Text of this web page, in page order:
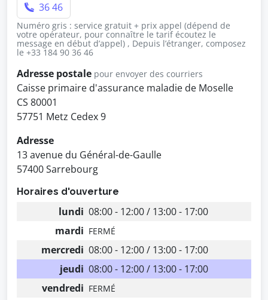
36 46
Numéro gris : service gratuit + prix appel (dépend de
votre opérateur, pour connaître le tarif écoutez le
message en début d’appel) , Depuis l’étranger, composez
le +33 184 90 36 46
Adresse postale pour envoyer des courriers
Caisse primaire d'assurance maladie de Moselle
CS 80001
57751 Metz Cedex 9
Adresse
13 avenue du Général-de-Gaulle
57400 Sarrebourg
Horaires d'ouverture
lundi 08:00 - 12:00 / 13:00 - 17:00
mardi FERMÉ
mercredi 08:00 - 12:00 / 13:00 - 17:00
jeudi 08:00 - 12:00 / 13:00 - 17:00
vendredi FERMÉ